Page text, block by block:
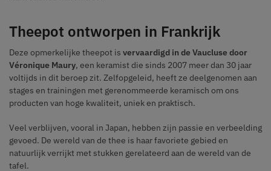
Theepot ontworpen in Frankrijk
Deze opmerkelijke theepot is vervaardigd in de Vaucluse door
Véronique Maury, een keramist die sinds 2007 meer dan 30 jaar
voltijds in dit beroep zit. Zelfopgeleid, heeft ze deelgenomen aan
stages en trainingen met gerenommeerde keramisch om ons
producten van hoge kwaliteit, uniek en praktisch.
Veel verblijven, vooral in Japan, hebben zijn passie en verbeelding
gevoed. De wereld van de thee is haar favoriete gebied en
natuurlijk verrijkt met stukken gerelateerd aan de wereld van de
tafel.